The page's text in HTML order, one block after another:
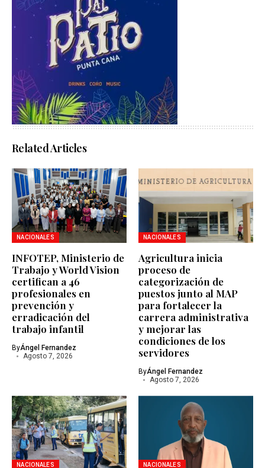
Related Articles
NACIONALES
INFOTEP, Ministerio de
Trabajo y World Vision
certifican a 46
profesionales en
prevención y
erradicación del
trabajo infantil
ByÁngel Fernandez
Agosto 7, 2026
NACIONALES
Agricultura inicia
proceso de
categorización de
puestos junto al MAP
para fortalecer la
carrera administrativa
y mejorar las
condiciones de los
servidores
ByÁngel Fernandez
Agosto 7, 2026
NACIONALES NACIONALES